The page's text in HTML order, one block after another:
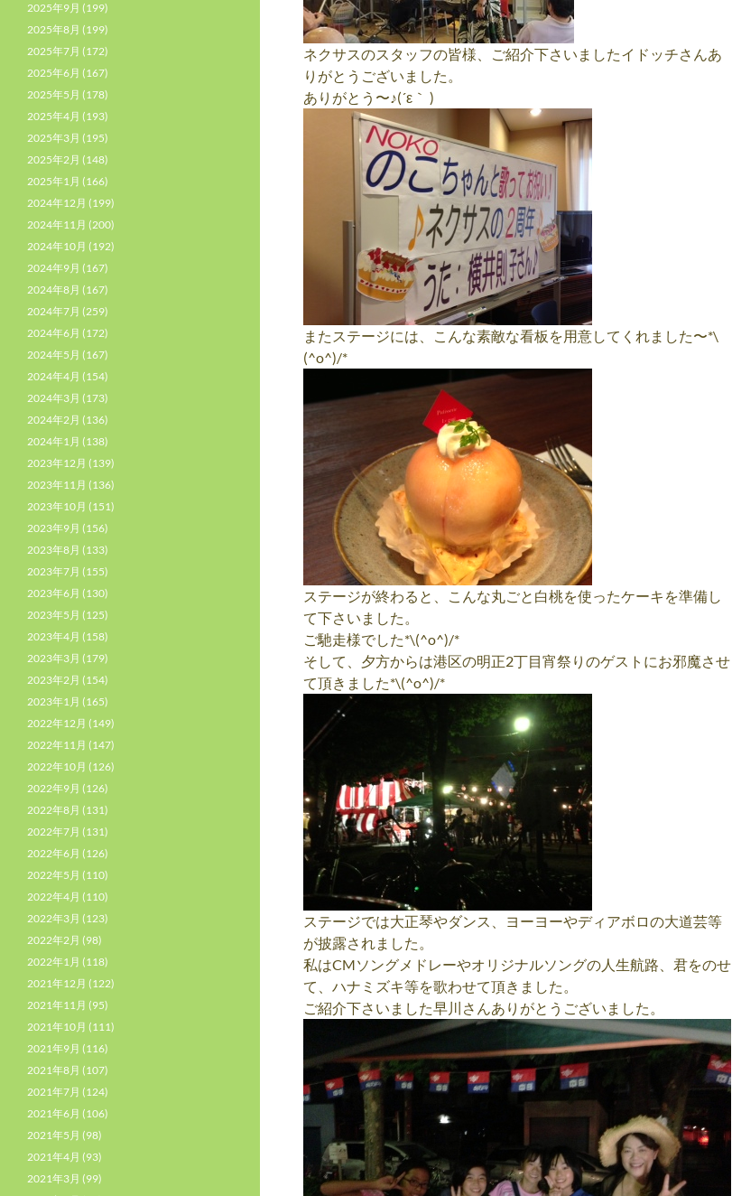
ネクサスのスタッフの皆様、ご紹介下さいましたイドッチさんあ
りがとうございました。
ありがとう〜♪(´ε｀ )
またステージには、こんな素敵な看板を用意してくれました〜*\
(^o^)/*
ステージが終わると、こんな丸ごと白桃を使ったケーキを準備し
て下さいました。
ご馳走様でした*\(^o^)/*
そして、夕方からは港区の明正2丁目宵祭りのゲストにお邪魔させ
て頂きました*\(^o^)/*
ステージでは大正琴やダンス、ヨーヨーやディアボロの大道芸等
が披露されました。
私はCMソングメドレーやオリジナルソングの人生航路、君をのせ
て、ハナミズキ等を歌わせて頂きました。
ご紹介下さいました早川さんありがとうございました。
2025年9月 (199)
2025年8月 (199)
2025年7月 (172)
2025年6月 (167)
2025年5月 (178)
2025年4月 (193)
2025年3月 (195)
2025年2月 (148)
2025年1月 (166)
2024年12月 (199)
2024年11月 (200)
2024年10月 (192)
2024年9月 (167)
2024年8月 (167)
2024年7月 (259)
2024年6月 (172)
2024年5月 (167)
2024年4月 (154)
2024年3月 (173)
2024年2月 (136)
2024年1月 (138)
2023年12月 (139)
2023年11月 (136)
2023年10月 (151)
2023年9月 (156)
2023年8月 (133)
2023年7月 (155)
2023年6月 (130)
2023年5月 (125)
2023年4月 (158)
2023年3月 (179)
2023年2月 (154)
2023年1月 (165)
2022年12月 (149)
2022年11月 (147)
2022年10月 (126)
2022年9月 (126)
2022年8月 (131)
2022年7月 (131)
2022年6月 (126)
2022年5月 (110)
2022年4月 (110)
2022年3月 (123)
2022年2月 (98)
2022年1月 (118)
2021年12月 (122)
2021年11月 (95)
2021年10月 (111)
2021年9月 (116)
2021年8月 (107)
2021年7月 (124)
2021年6月 (106)
2021年5月 (98)
2021年4月 (93)
2021年3月 (99)